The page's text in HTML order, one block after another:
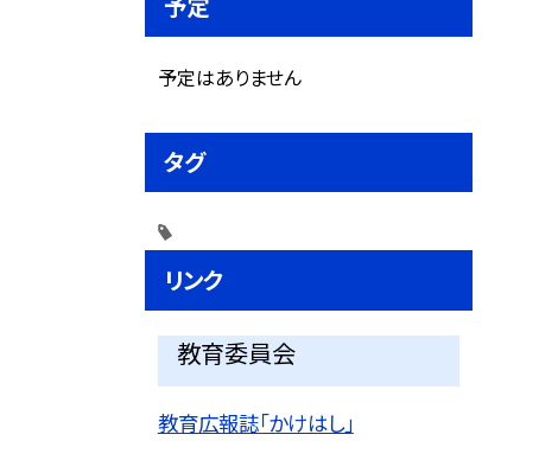
予定はありません
タグ
リンク
教育委員会
教育広報誌「かけはし」